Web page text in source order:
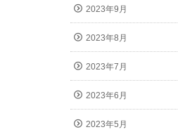
2023年9月
2023年8月
2023年7月
2023年6月
2023年5月